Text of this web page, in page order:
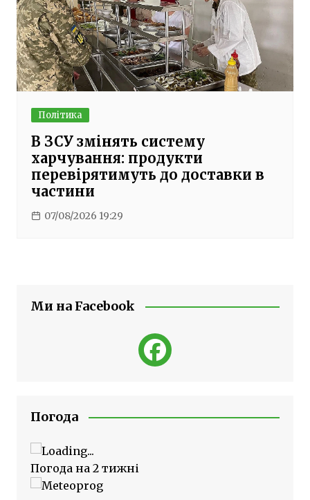
Політика
В ЗСУ змінять систему
харчування: продукти
перевірятимуть до доставки в
частини
07/08/2026 19:29
Ми на Facebook
Погода
Погода на 2 тижні